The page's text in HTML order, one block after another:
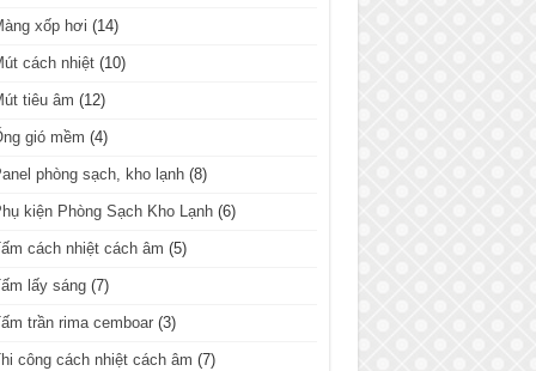
xốp hơi (14)
cách nhiệt (10)
tiêu âm (12)
gió mềm (4)
phòng sạch, kho lạnh (8)
kiện Phòng Sạch Kho Lạnh (6)
cách nhiệt cách âm (5)
lấy sáng (7)
trần rima cemboar (3)
công cách nhiệt cách âm (7)